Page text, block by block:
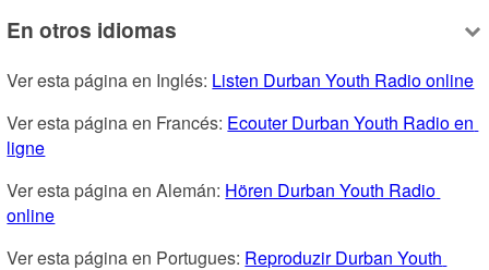
En otros idiomas
Ver esta página en Inglés: Listen Durban Youth Radio online
Ver esta página en Francés: Ecouter Durban Youth Radio en
ligne
Ver esta página en Alemán: Hören Durban Youth Radio
online
Ver esta página en Portugues: Reproduzir Durban Youth